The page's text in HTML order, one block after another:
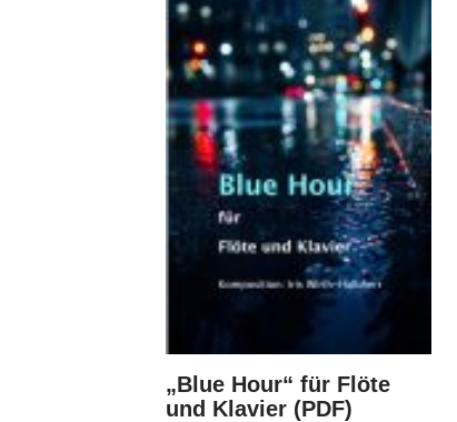
„Blue Hour“ für Flöte
und Klavier (PDF)